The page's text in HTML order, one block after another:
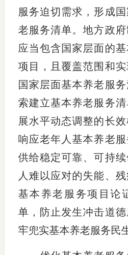
服务迫切需求，形成
老服务清单。地方政
应当包含国家层面的
项目，且覆盖范围和
国家层面基本养老服
索建立基本养老服务
展水平动态调整的长
响应老年人基本养老
供给稳定可靠、可持
人难以应对的失能、
基本养老服务项目论
单，防止发生冲击道
牢兜实基本养老服务民